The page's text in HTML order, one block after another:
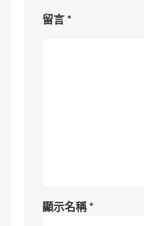
留言*
顯示名稱*